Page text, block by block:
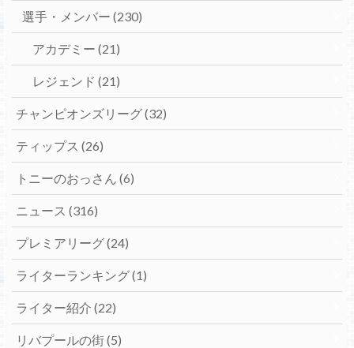
選手・メンバー (230)
アカデミー (21)
レジェンド (21)
チャンピオンズリーグ(32)
ティップス (26)
トニーのおっさん (6)
ニュース (316)
プレミアリーグ(24)
ライターランキング(1)
ライター紹介 (22)
リバプールの街(5)